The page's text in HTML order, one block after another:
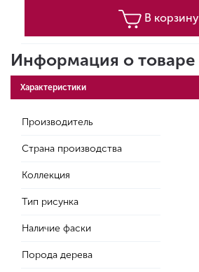
В корзину
Информация о товаре
Характеристики
Производитель
Страна производства
Коллекция
Тип рисунка
Наличие фаски
Порода дерева